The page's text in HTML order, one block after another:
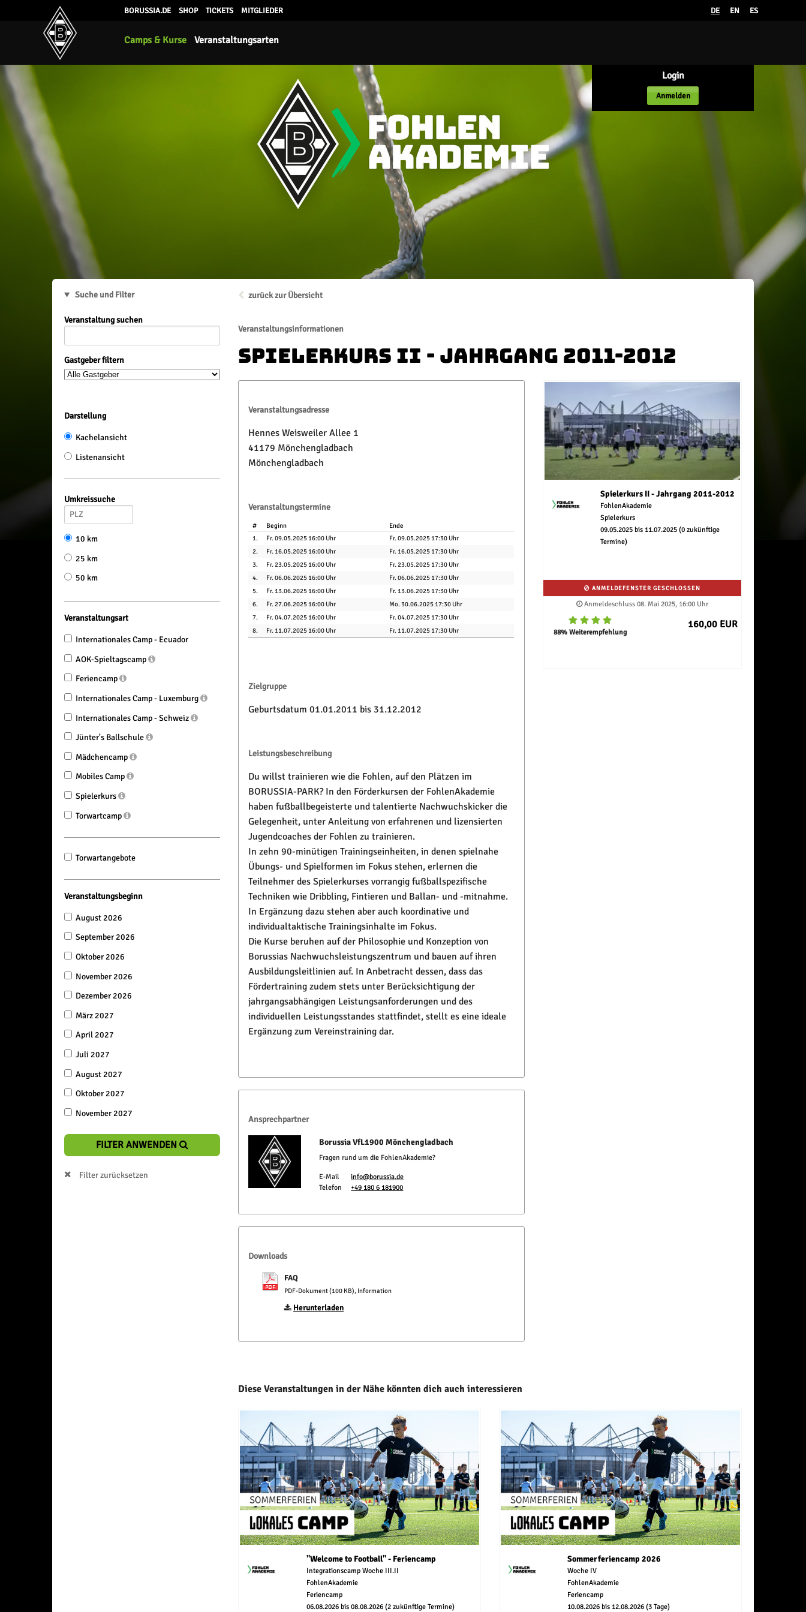
BORUSSIA.DE SHOP TICKETS MITGLIEDER DE EN ES
Camps & Kurse Veranstaltungsarten
Login
Anmelden
Suche und Filter
Veranstaltung suchen
Gastgeber filtern
Darstellung
Kachelansicht
Listenansicht
Umkreissuche
10 km
25 km
50 km
Veranstaltungsart
Internationales Camp - Ecuador
AOK-Spieltagscamp
Feriencamp
Internationales Camp - Luxemburg
Internationales Camp - Schweiz
Jünter's Ballschule
Mädchencamp
Mobiles Camp
Spielerkurs
Torwartcamp
Torwartangebote
Veranstaltungsbeginn
August 2026
September 2026
Oktober 2026
November 2026
Dezember 2026
März 2027
April 2027
Juli 2027
August 2027
Oktober 2027
November 2027
FILTER ANWENDEN
Filter zurücksetzen
zurück zur Übersicht
Veranstaltungsinformationen
Spielerkurs II - Jahrgang 2011-2012
Veranstaltungsadresse
Hennes Weisweiler Allee 1
41179 Mönchengladbach
Mönchengladbach
Veranstaltungstermine
# Beginn
Ende
1.
Fr. 09.05.2025 16:00 Uhr
Fr. 09.05.2025 17:30 Uhr
2.
Fr. 16.05.2025 16:00 Uhr
Fr. 16.05.2025 17:30 Uhr
3.
Fr. 23.05.2025 16:00 Uhr
Fr. 23.05.2025 17:30 Uhr
4.
Fr. 06.06.2025 16:00 Uhr
Fr. 06.06.2025 17:30 Uhr
5.
Fr. 13.06.2025 16:00 Uhr
Fr. 13.06.2025 17:30 Uhr
6.
Fr. 27.06.2025 16:00 Uhr
Mo. 30.06.2025 17:30 Uhr
7.
Fr. 04.07.2025 16:00 Uhr
Fr. 04.07.2025 17:30 Uhr
8.
Fr. 11.07.2025 16:00 Uhr Fr. 11.07.2025 17:30 Uhr
Zielgruppe
Geburtsdatum 01.01.2011 bis 31.12.2012
Leistungsbeschreibung
Du willst trainieren wie die Fohlen, auf den Plätzen im
BORUSSIA-PARK? In den Förderkursen der FohlenAkademie
haben fußballbegeisterte und talentierte Nachwuchskicker die
Gelegenheit, unter Anleitung von erfahrenen und lizensierten
Jugendcoaches der Fohlen zu trainieren.
In zehn 90-minütigen Trainingseinheiten, in denen spielnahe
Übungs- und Spielformen im Fokus stehen, erlernen die
Teilnehmer des Spielerkurses vorrangig fußballspezifische
Techniken wie Dribbling, Fintieren und Ballan- und -mitnahme.
In Ergänzung dazu stehen aber auch koordinative und
individualtaktische Trainingsinhalte im Fokus.
Die Kurse beruhen auf der Philosophie und Konzeption von
Borussias Nachwuchsleistungszentrum und bauen auf ihren
Ausbildungsleitlinien auf. In Anbetracht dessen, dass das
Fördertraining zudem stets unter Berücksichtigung der
jahrgangsabhängigen Leistungsanforderungen und des
individuellen Leistungsstandes stattfindet, stellt es eine ideale
Ergänzung zum Vereinstraining dar.
Ansprechpartner
Borussia VfL1900 Mönchengladbach
Fragen rund um die FohlenAkademie?
E-Mail
info@borussia.de
Telefon
+49 180 6 181900
Downloads
FAQ
PDF-Dokument (100 KB), Information
Herunterladen
Spielerkurs II - Jahrgang 2011-2012
FohlenAkademie
Spielerkurs
09.05.2025 bis 11.07.2025 (0 zukünftige
Termine)
ANMELDEFENSTER GESCHLOSSEN
Anmeldeschluss 08. Mai 2025, 16:00 Uhr
88% Weiterempfehlung
160,00 EUR
Diese Veranstaltungen in der Nähe könnten dich auch interessieren
"Welcome to Football" - Feriencamp
Integrationscamp Woche III.II
FohlenAkademie
Feriencamp
06.08.2026 bis 08.08.2026 (2 zukünftige Termine)
Sommerferiencamp 2026
Woche IV
FohlenAkademie
Feriencamp
10.08.2026 bis 12.08.2026 (3 Tage)